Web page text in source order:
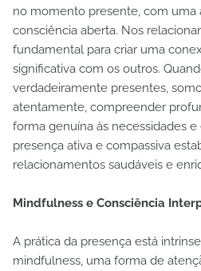
no momento presente, com uma
consciência aberta. Nos
fundamental para criar uma
significativa com os outros.
verdadeiramente presentes,
atentamente, compreender
forma genuína às necessidades
presença ativa e compassiva
relacionamentos saudáveis e
Mindfulness e Consciência
A prática da presença está
mindfulness, uma forma de